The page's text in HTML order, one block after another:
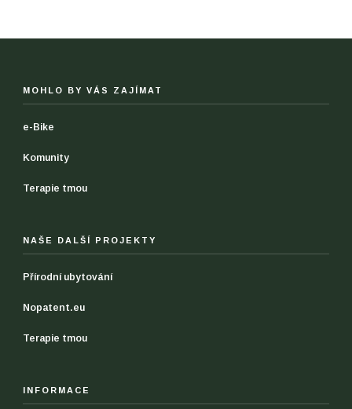
MOHLO BY VÁS ZAJÍMAT
e-Bike
Komunity
Terapie tmou
NAŠE DALŠÍ PROJEKTY
Přírodní ubytování
Nopatent.eu
Terapie tmou
INFORMACE